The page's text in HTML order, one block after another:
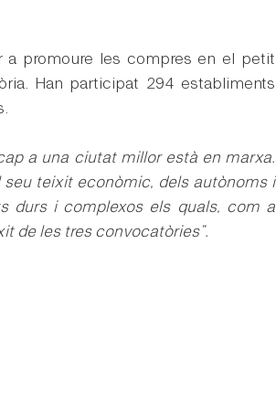
a promoure les compres en el petit
Han participat 294 establiments
a una ciutat millor està en marxa.
teixit econòmic, dels autònoms i
durs i complexos els quals, com a
de les tres convocatòries”.